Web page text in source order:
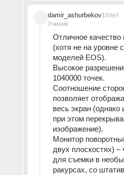
damir_ashurbekov
Ученик
10лет
Отличное качество
(хотя не на уровне
моделей EOS).
Высокое
1040000 точек.
Соотношение
позволяет
весь экран
при этом
изображение).
Монитор
двух плоскостях) –
для съемки в
ракурсах, со